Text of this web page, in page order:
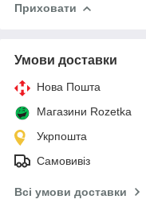
Приховати
Умови доставки
Нова Пошта
Магазини Rozetka
Укрпошта
Самовивіз
Всі умови доставки